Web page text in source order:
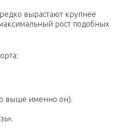
вырастают крупнее
рост подобных
выше именно он).